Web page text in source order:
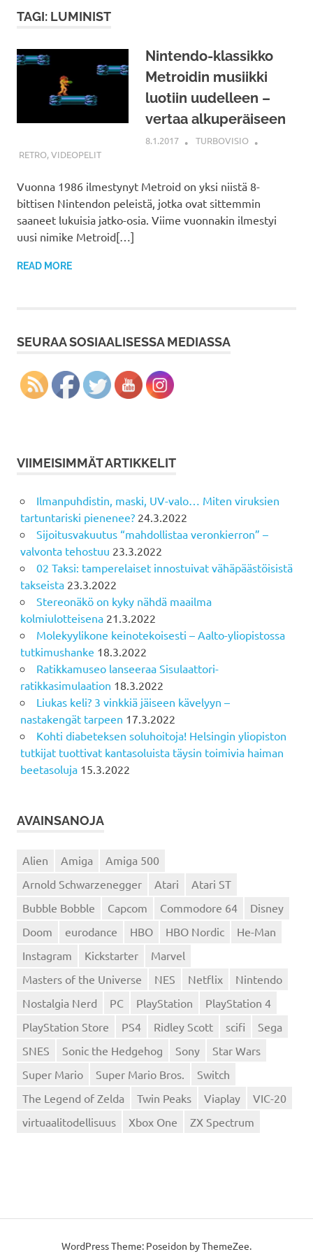
TAGI: LUMINIST
Nintendo-klassikko
Metroidin musiikki
luotiin uudelleen –
vertaa alkuperäiseen
8.1.2017
TURBOVISIO
RETRO,VIDEOPELIT
Vuonna 1986 ilmestynyt Metroid on yksi niistä 8-
bittisen Nintendon peleistä, jotka ovat sittemmin
saaneet lukuisia jatko-osia. Viime vuonnakin ilmestyi
uusi nimike Metroid[…]
READ MORE
SEURAA SOSIAALISESSA MEDIASSA
VIIMEISIMMÄT ARTIKKELIT
Ilmanpuhdistin, maski, UV-valo… Miten viruksien
tartuntariski pienenee? 24.3.2022
Sijoitusvakuutus “mahdollistaa veronkierron” –
valvonta tehostuu 23.3.2022
02 Taksi: tamperelaiset innostuivat vähäpäästöisistä
takseista 23.3.2022
Stereonäkö on kyky nähdä maailma
kolmiulotteisena 21.3.2022
Molekyylikone keinotekoisesti – Aalto-yliopistossa
tutkimushanke 18.3.2022
Ratikkamuseo lanseeraa Sisulaattori-
ratikkasimulaation 18.3.2022
Liukas keli? 3 vinkkiä jäiseen kävelyyn –
nastakengät tarpeen 17.3.2022
Kohti diabeteksen soluhoitoja! Helsingin yliopiston
tutkijat tuottivat kantasoluista täysin toimivia haiman
beetasoluja 15.3.2022
AVAINSANOJA
Alien Amiga
Amiga 500
Arnold Schwarzenegger
Atari
Atari ST
Bubble Bobble
Capcom Commodore 64
Disney
Doom
eurodance HBO HBO Nordic
He-Man
Instagram
Kickstarter
Marvel
Masters of the Universe
NES Netflix
Nintendo
Nostalgia Nerd
PC PlayStation
PlayStation 4
PlayStation Store
PS4 Ridley Scott scifi
Sega
SNES
Sonic the Hedgehog Sony
Star Wars
Super Mario
Super Mario Bros.
Switch
The Legend of Zelda
Twin Peaks Viaplay
VIC-20
virtuaalitodellisuus
Xbox One ZX Spectrum
WordPress Theme: Poseidon byThemeZee.